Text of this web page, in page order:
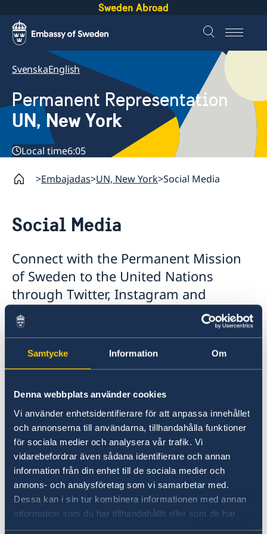
Samtycke Information Om
Denna webbplats använder cookies
Vi använder enhetsidentifierare för att anpassa innehållet
och annonserna till användarna, tillhandahålla funktioner
för sociala medier och analysera vår trafik. Vi
vidarebefordrar även sådana identifierare och annan
information från din enhet till de sociala medier och
annons- och analysföretag som vi samarbetar med.
Dessa kan i sin tur kombinera informationen med annan
information som du har tillhandahållit eller som de har
samlat in när du har använt deras tjänster.
Sweden Abroad
SvenskaEnglish
Permanent Representation
UN, New York
Local time6:05
Embajadas UN, New York Social Media
Social Media
Connect with the Permanent Mission
of Sweden to the United Nations
through Twitter, Instagram and
Bluesky to stay informed on news,
updates, activities and events.
Instagram
Bluesky
You can also follow Sweden's Ambassador to
the UN, Nicola Clase:
X
Instagram
Última actualización 05 ene 2026, 10.10